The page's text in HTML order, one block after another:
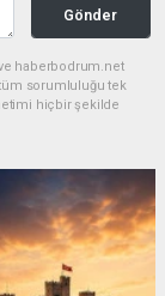
Gönder
haberbodrum.net
tüm sorumluluğu tek
hiçbir şekilde